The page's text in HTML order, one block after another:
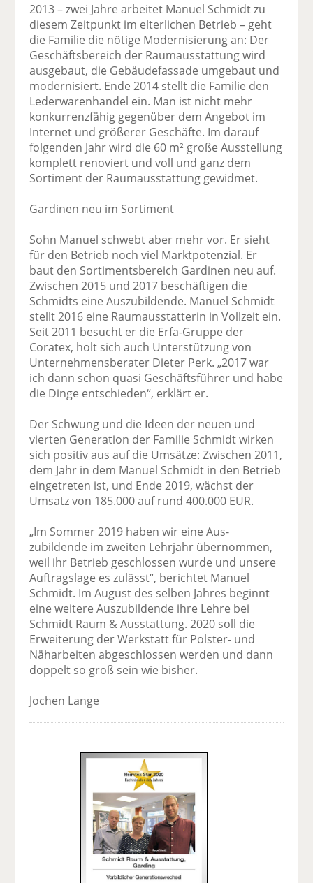
2013 – zwei Jahre arbeitet Manuel Schmidt zu
diesem Zeitpunkt im elterlichen Betrieb – geht
die Familie die nötige Modernisierung an: Der
Geschäftsbereich der Raumausstattung wird
ausgebaut, die Gebäudefassade umgebaut und
modernisiert. Ende 2014 stellt die Familie den
Lederwarenhandel ein. Man ist nicht mehr
konkurrenzfähig gegenüber dem Angebot im
Internet und größerer Geschäfte. Im darauf
folgenden Jahr wird die 60 m² große Ausstellung
komplett renoviert und voll und ganz dem
Sortiment der Raumausstattung gewidmet.
Gardinen neu im Sortiment
Sohn Manuel schwebt aber mehr vor. Er sieht
für den Betrieb noch viel Markt­potenzial. Er
baut den Sortimentsbereich Gardinen neu auf.
Zwischen 2015 und 2017 beschäftigen die
Schmidts eine Auszubildende. Manuel Schmidt
stellt 2016 eine Raumaus­statterin in Vollzeit ein.
Seit 2011 besucht er die Erfa-Gruppe der
Coratex, holt sich auch Unterstützung von
Unternehmens­berater Dieter Perk. „2017 war
ich dann schon quasi Geschäfts­führer und habe
die Dinge entschieden“, erklärt er.
Der Schwung und die Ideen der neuen und
vierten Generation der Familie Schmidt wirken
sich positiv aus auf die Umsätze: Zwischen 2011,
dem Jahr in dem Manuel Schmidt in den Betrieb
eingetreten ist, und Ende 2019, wächst der
Umsatz von 185.000 auf rund 400.000 EUR.
„Im Sommer 2019 haben wir eine Aus­
zubildende im zweiten Lehrjahr über­nommen,
weil ihr Betrieb geschlossen wurde und unsere
Auftragslage es zulässt“, berichtet Manuel
Schmidt. Im August des selben Jahres beginnt
eine weitere Auszubildende ihre Lehre bei
Schmidt Raum & Ausstattung. 2020 soll die
Erweiterung der Werkstatt für Polster- und
Näharbeiten abgeschlossen werden und dann
doppelt so groß sein wie bisher.
Jochen Lange